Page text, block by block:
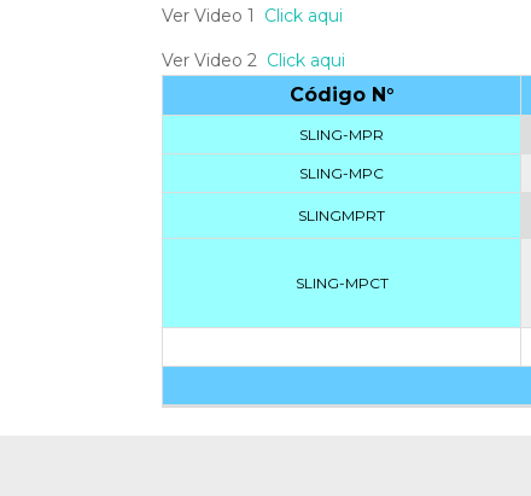
Ver Video 1 Click aqui
Ver Video 2 Click aqui
Código N°
SLING-MPR
SLING-MPC
SLINGMPRT
SLING-MPCT